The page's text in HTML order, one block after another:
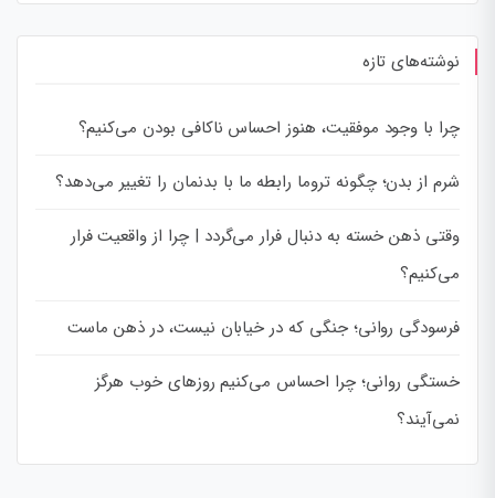
نوشته‌های تازه
چرا با وجود موفقیت، هنوز احساس ناکافی بودن می‌کنیم؟
شرم از بدن؛ چگونه تروما رابطه ما با بدنمان را تغییر می‌دهد؟
وقتی ذهن خسته به دنبال فرار می‌گردد | چرا از واقعیت فرار
می‌کنیم؟
فرسودگی روانی؛ جنگی که در خیابان نیست، در ذهن ماست
خستگی روانی؛ چرا احساس می‌کنیم روزهای خوب هرگز
نمی‌آیند؟